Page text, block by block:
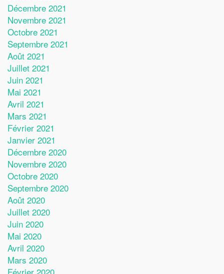
Décembre 2021
Novembre 2021
Octobre 2021
Septembre 2021
Août 2021
Juillet 2021
Juin 2021
Mai 2021
Avril 2021
Mars 2021
Février 2021
Janvier 2021
Décembre 2020
Novembre 2020
Octobre 2020
Septembre 2020
Août 2020
Juillet 2020
Juin 2020
Mai 2020
Avril 2020
Mars 2020